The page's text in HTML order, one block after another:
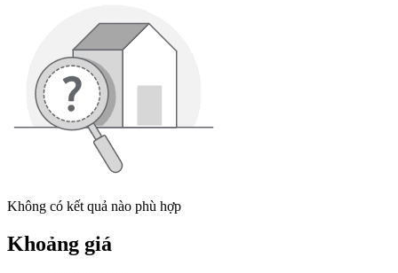
Không có kết quả nào phù hợp
Khoảng giá